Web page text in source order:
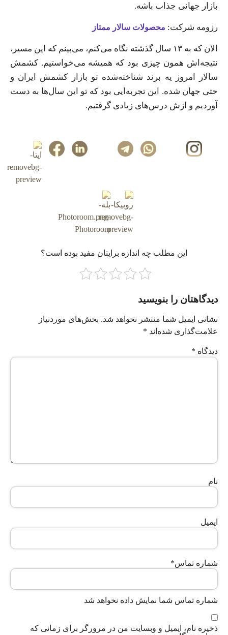
بازار جهانی جذاب باشه.
رزومه شرکت: محصولات سالار ممتاز
الان که به ۱۳ سال گذشته نگاه می‌کنم، می‌بینم که این مسیر،
نتیجه‌اش همون چیزی بود که همیشه می‌خواستیم. کشمش
سالار امروز یه برند شناخته‌شده تو بازار کشمش ایران و
حتی جهان شده. این تجربه‌ایی بود که تو این سال‌ها به دست
آوردیم و ازش درس‌های زیادی گرفتیم.
این مطلب چه‌ اندازه برایتان مفید بوده است؟
دیدگاهتان را بنویسید
نشانی ایمیل شما منتشر نخواهد شد. بخش‌های موردنیاز
علامت‌گذاری شده‌اند *
دیدگاه *
نام
ایمیل
شماره تماس*
شماره تماس شما نمایش داده نخواهد شد
ذخیره نام، ایمیل و وبسایت من در مرورگر برای زمانی که